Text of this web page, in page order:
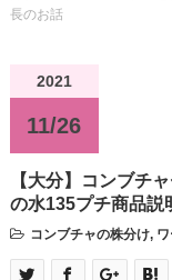
長のお話
2021
11/26
【大分】コンブチ
の水135プチ商品説
コンブチャの株分け,